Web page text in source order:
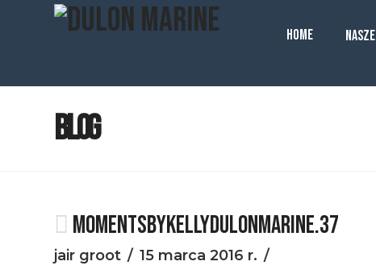
HOME
BLOG
MOMENTSBYKELLYDULONMARINE.37
jair groot 15 marca 2016 r.